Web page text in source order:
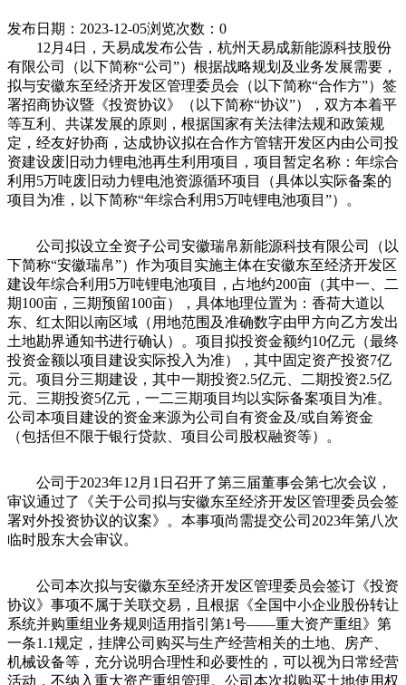
发布日期：2023-12-05浏览次数： 0
12月4日，天易成发布公告，杭州天易成新能源科技股份
有限公司（以下简称“公司”）根据战略规划及业务发展需要，
拟与安徽东至经济开发区管理委员会（以下简称“合作方”）签
署招商协议暨《投资协议》（以下简称“协议”），双方本着平
等互利、共谋发展的原则，根据国家有关法律法规和政策规
定，经友好协商，达成协议拟在合作方管辖开发区内由公司投
资建设废旧动力锂电池再生利用项目，项目暂定名称：年综合
利用5万吨废旧动力锂电池资源循环项目（具体以实际备案的
项目为准，以下简称“年综合利用5万吨锂电池项目”）。
公司拟设立全资子公司安徽瑞帛新能源科技有限公司（以
下简称“安徽瑞帛”）作为项目实施主体在安徽东至经济开发区
建设年综合利用5万吨锂电池项目，占地约200亩（其中一、二
期100亩，三期预留100亩），具体地理位置为：香荷大道以
东、红太阳以南区域（用地范围及准确数字由甲方向乙方发出
土地勘界通知书进行确认）。项目拟投资金额约10亿元（最终
投资金额以项目建设实际投入为准），其中固定资产投资7亿
元。项目分三期建设，其中一期投资2.5亿元、二期投资2.5亿
元、三期投资5亿元，一二三期项目均以实际备案项目为准。
公司本项目建设的资金来源为公司自有资金及/或自筹资金
（包括但不限于银行贷款、项目公司股权融资等）。
公司于2023年12月1日召开了第三届董事会第七次会议，
审议通过了《关于公司拟与安徽东至经济开发区管理委员会签
署对外投资协议的议案》。本事项尚需提交公司2023年第八次
临时股东大会审议。
公司本次拟与安徽东至经济开发区管理委员会签订《投资
协议》事项不属于关联交易，且根据《全国中小企业股份转让
系统并购重组业务规则适用指引第1号——重大资产重组》第
一条1.1规定，挂牌公司购买与生产经营相关的土地、房产、
机械设备等，充分说明合理性和必要性的，可以视为日常经营
活动，不纳入重大资产重组管理。公司本次拟购买土地使用权